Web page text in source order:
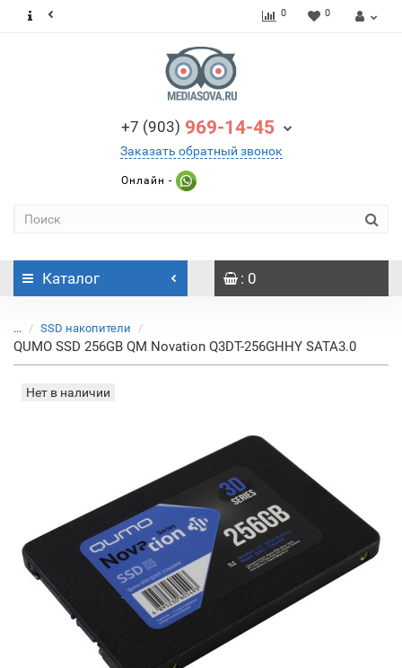
0 0
+7 (903) 969-14-45
Заказать обратный звонок
Онлайн -
Каталог : 0
... SSD накопители
QUMO SSD 256GB QM Novation Q3DT-256GHHY SATA3.0
Нет в наличии